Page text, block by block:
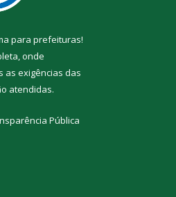
para prefeituras!
onde
as exigências das
atendidas.
Pública